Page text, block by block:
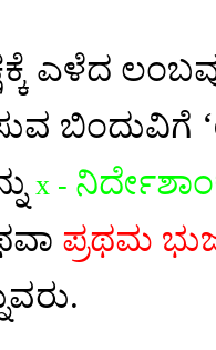
್ಷಕ್ಕೆ ಎಳೆದ
ಬಿಂದುವಿಗೆ ‘
x -
ಪ್ರಥಮ
.